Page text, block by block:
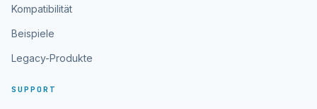
Kompatibilität
Beispiele
Legacy-Produkte
SUPPORT